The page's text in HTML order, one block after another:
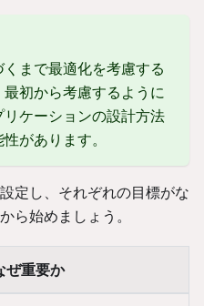
まで最適化を考慮する
初から考慮するように
ケーションの設計方法
があります。
定し、それぞれの目標がな
ら始めましょう。
ぜ重要か